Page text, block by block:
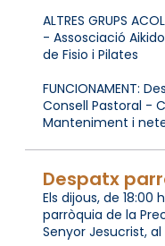
ALTRES GRUPS
- Assosciació
de Fisio i Pilates
FUNCIONAMENT:
Consell Pastoral -
Manteniment i
Despatx
Els dijous, de 18:00
parròquia de la
Senyor Jesucrist,